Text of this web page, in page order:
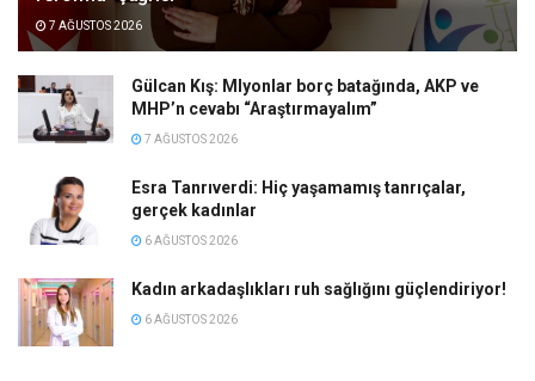
7 AĞUSTOS 2026
Gülcan Kış: Mlyonlar borç batağında, AKP ve
MHP’n cevabı “Araştırmayalım”
7 AĞUSTOS 2026
Esra Tanrıverdi: Hiç yaşamamış tanrıçalar,
gerçek kadınlar
6 AĞUSTOS 2026
Kadın arkadaşlıkları ruh sağlığını güçlendiriyor!
6 AĞUSTOS 2026